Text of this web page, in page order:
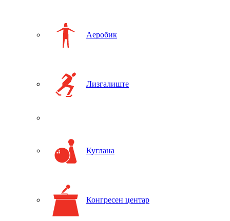
Аеробик
Лизгалиште
Куглана
Конгресен центар